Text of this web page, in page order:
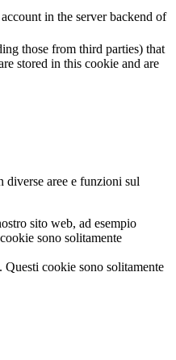
in the server backend of
those from third parties) that
stored in this cookie and are
diverse aree e funzioni sul
sito web, ad esempio
sono solitamente
cookie sono solitamente